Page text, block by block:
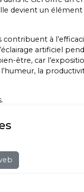
devient un
contribuent à
artificiel
être, car
la